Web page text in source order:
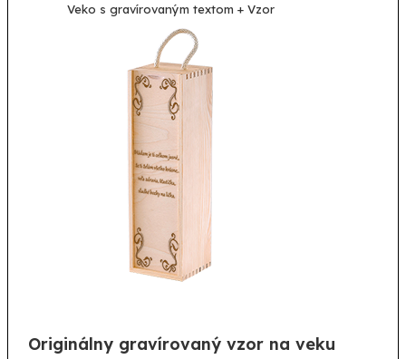
Veko s gravírovaným textom + Vzor
Originálny gravírovaný vzor na veku